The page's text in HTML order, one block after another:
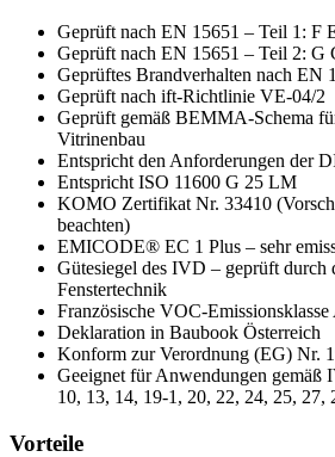
Geprüft nach EN 15651 – Teil 1:
Geprüft nach EN 15651 – Teil 2: G
Geprüftes Brandverhalten nach EN
Geprüft nach ift-Richtlinie VE-04/2
Geprüft gemäß BEMMA-Schema
Vitrinenbau
Entspricht den Anforderungen der
Entspricht ISO 11600 G 25 LM
KOMO Zertifikat Nr. 33410
beachten)
EMICODE® EC 1 Plus – sehr
Gütesiegel des IVD – geprüft durch
Fenstertechnik
Französische VOC-
Deklaration in Baubook Österreich
Konform zur Verordnung (EG) Nr.
Geeignet für Anwendungen gemäß
10, 13, 14, 19-1, 20, 22, 24, 25, 27,
Vorteile